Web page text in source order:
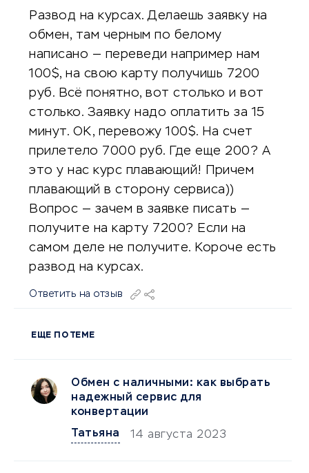
Развод на курсах. Делаешь заявку на
обмен, там черным по белому
написано — переведи например нам
100$, на свою карту получишь 7200
руб. Всё понятно, вот столько и вот
столько. Заявку надо оплатить за 15
минут. ОК, перевожу 100$. На счет
прилетело 7000 руб. Где еще 200? А
это у нас курс плавающий! Причем
плавающий в сторону сервиса))
Вопрос — зачем в заявке писать —
получите на карту 7200? Если на
самом деле не получите. Короче есть
развод на курсах.
Ответить на отзыв
ЕЩЕ ПО ТЕМЕ
Обмен с наличными: как выбрать
надежный сервис для
конвертации
Татьяна
14 августа 2023